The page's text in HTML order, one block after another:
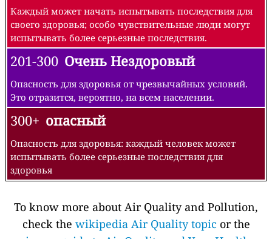
Каждый может начать испытывать последствия для
своего здоровья; особо чувствительные люди могут
испытывать более серьезные последствия.
201-300 Очень Нездоровый
Опасность для здоровья от чрезвычайных условий.
Это отразится, вероятно, на всем населении.
300+ опасный
Опасность для здоровья: каждый человек может
испытывать более серьезные последствия для
здоровья
To know more about Air Quality and Pollution,
check the wikipedia Air Quality topic or the